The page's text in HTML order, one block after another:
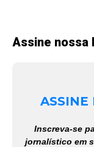
Assine
ASSINE
Inscreva-se
jornalístico em